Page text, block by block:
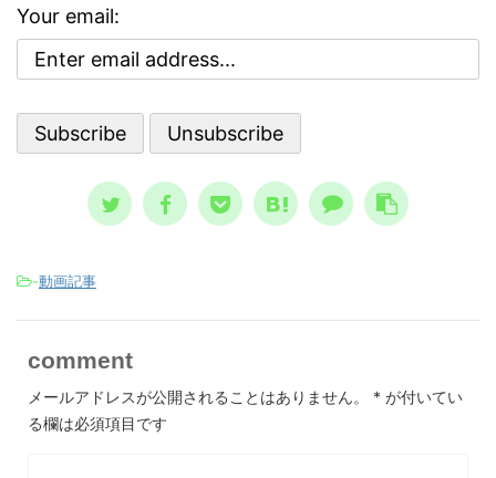
気分
な自
今回
自
自分
クが高まる３つの精神状態 人は、ど
ういう時に自殺に至るのか？ その精
神状態を詳しく知っておくのは、周囲
なりません。 一般的に広まっている
ノウハウ ...
亡シ
Your email:
-動画記事
comment
メールアドレスが公開されることはありません。 * が付いてい
る欄は必須項目です